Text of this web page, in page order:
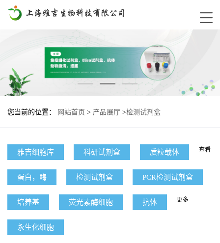
您当前的位置： 网站首页 > 产品展厅 >检测试剂盒
雅吉细胞库 科研试剂盒 质粒载体
蛋白，酶 检测试剂盒 PCR检测试剂盒
培养基 荧光素酶细胞 抗体
永生化细胞
查看
更多